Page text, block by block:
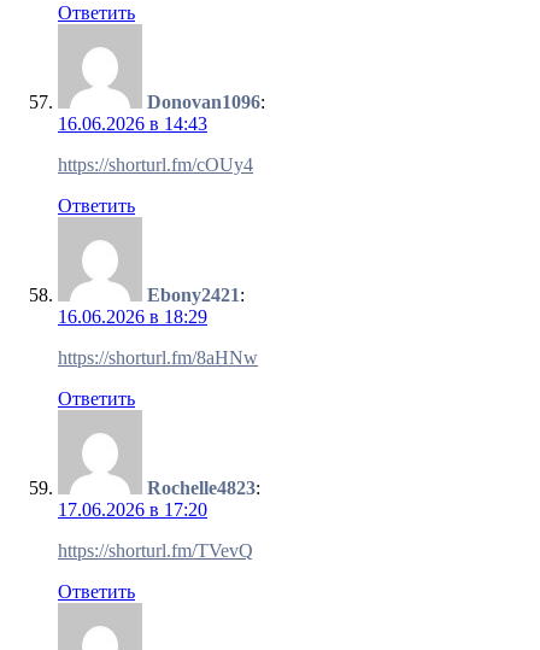
Ответить
Donovan1096:
16.06.2026 в 14:43
https://shorturl.fm/cOUy4
Ответить
Ebony2421:
16.06.2026 в 18:29
https://shorturl.fm/8aHNw
Ответить
Rochelle4823:
17.06.2026 в 17:20
https://shorturl.fm/TVevQ
Ответить